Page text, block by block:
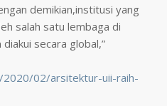
demikian,institusi yang
salah satu lembaga di
secara global,”
02/arsitektur-uii-raih-